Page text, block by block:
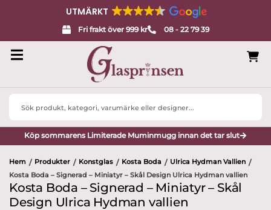
UTMÄRKT
Fri frakt över 999 kr 08 - 22 79 39
Search
Köp sommarens Limiterade Muminmugg innan det tar slut
Hem / Produkter / Konstglas / Kosta Boda / Ulrica Hydman Vallien /
Kosta Boda – Signerad – Miniatyr – Skål Design Ulrica Hydman vallien
Kosta Boda – Signerad – Miniatyr – Skål
Design Ulrica Hydman vallien